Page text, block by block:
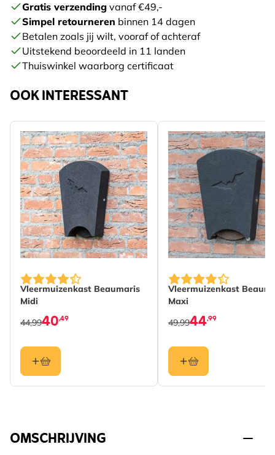
Gratis verzending vanaf €49,-
Simpel retourneren binnen 14 dagen
Betalen zoals jij wilt, vooraf of achteraf
Uitstekend beoordeeld in 11 landen
Thuiswinkel waarborg certificaat
OOK INTERESSANT
Vleermuizenkast Beaumaris
Midi
40,49
44,99
Vleermuizenkast
Maxi
44,99
49,99
OMSCHRIJVING